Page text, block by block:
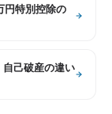
円特別控除の
己破産の違い